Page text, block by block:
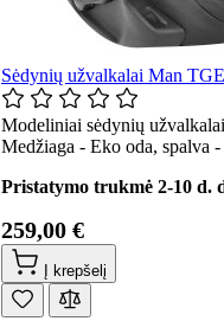
Sėdynių užvalkalai Man TGE
Modeliniai sėdynių
Medžiaga - Eko oda, spalva
Pristatymo trukmė 2-10 d.
259,00 €
Į krepšelį